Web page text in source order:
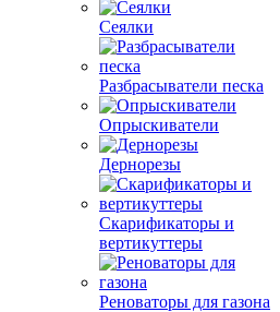
Сеялки
Разбрасыватели песка
Опрыскиватели
Дернорезы
Скарификаторы и
вертикуттеры
Реноваторы для газона